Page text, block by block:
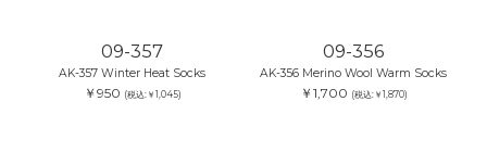
09-357
AK-357 Winter Heat Socks
￥950 (税込:￥1,045)
09-356
AK-356 Merino Wool Warm Socks
￥1,700 (税込:￥1,870)